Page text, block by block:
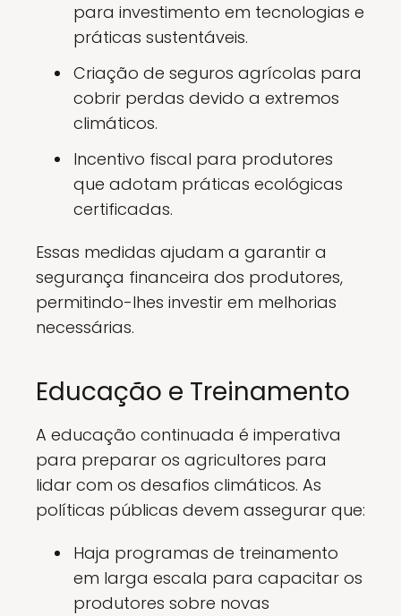
para investimento em tecnologias e
práticas sustentáveis.
Criação de seguros agrícolas para
cobrir perdas devido a extremos
climáticos.
Incentivo fiscal para produtores
que adotam práticas ecológicas
certificadas.
Essas medidas ajudam a garantir a
segurança financeira dos produtores,
permitindo-lhes investir em melhorias
necessárias.
Educação e Treinamento
A educação continuada é imperativa
para preparar os agricultores para
lidar com os desafios climáticos. As
políticas públicas devem assegurar que:
Haja programas de treinamento
em larga escala para capacitar os
produtores sobre novas